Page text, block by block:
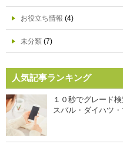
お役立ち情報 (4)
未分類 (7)
人気記事ランキング
１０秒でグレード
スバル・ダイハツ